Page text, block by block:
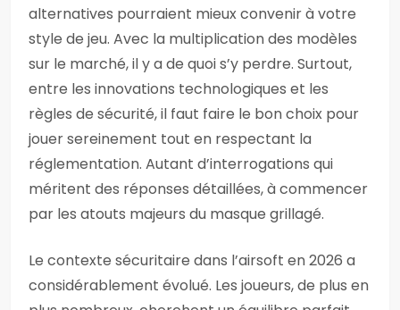
alternatives pourraient mieux convenir à votre
style de jeu. Avec la multiplication des modèles
sur le marché, il y a de quoi s’y perdre. Surtout,
entre les innovations technologiques et les
règles de sécurité, il faut faire le bon choix pour
jouer sereinement tout en respectant la
réglementation. Autant d’interrogations qui
méritent des réponses détaillées, à commencer
par les atouts majeurs du masque grillagé.
Le contexte sécuritaire dans l’airsoft en 2026 a
considérablement évolué. Les joueurs, de plus en